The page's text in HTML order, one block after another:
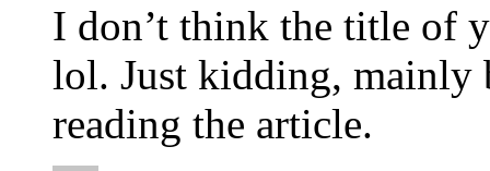
I don’t think the title of
lol. Just kidding, mainly
reading the article.